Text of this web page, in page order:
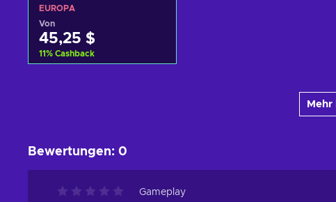
EUROPE
EUROPA
Von
45,25 $
11% Cashback
Mehr
Bewertungen: 0
Gameplay